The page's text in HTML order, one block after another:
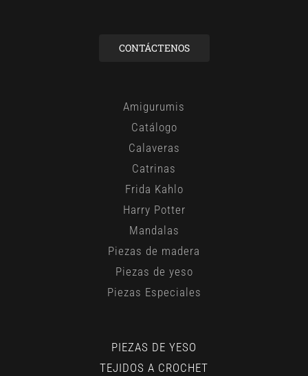
CONTÁCTENOS
Amigurumis
Catálogo
Calaveras
Catrinas
Frida Kahlo
Harry Potter
Mandalas
Piezas de madera
Piezas de yeso
Piezas Especiales
PIEZAS DE YESO
TEJIDOS A CROCHET